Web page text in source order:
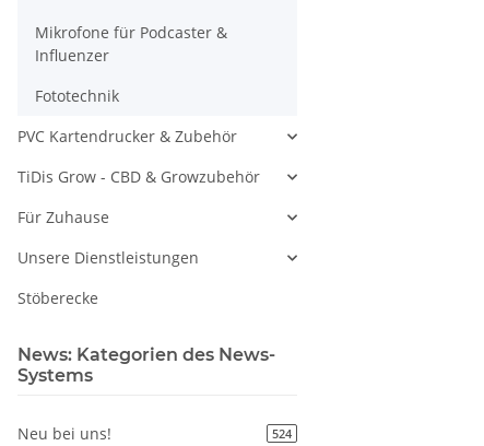
Mikrofone für Podcaster &
Influenzer
Fototechnik
PVC Kartendrucker & Zubehör
TiDis Grow - CBD & Growzubehör
Für Zuhause
Unsere Dienstleistungen
Stöberecke
News: Kategorien des News-
Systems
Neu bei uns! 524